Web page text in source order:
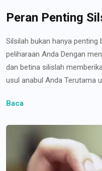
Peran Penting
Silsilah bukan hanya
peliharaan Anda Dengan
dan betina silislah
usul anabul Anda Terutama
Baca